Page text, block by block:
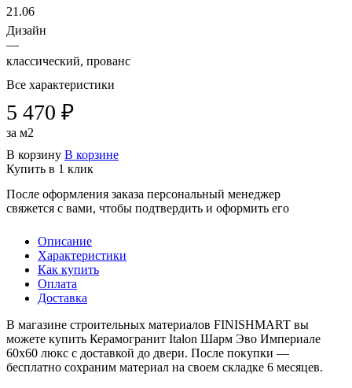
21.06
Дизайн
—
классический, прованс
Все характеристики
5 470 ₽
за м2
В корзину В корзине
Купить в 1 клик
После оформления заказа персональный менеджер
свяжется с вами, чтобы подтвердить и оформить его
Описание
Характеристики
Как купить
Оплата
Доставка
В магазине строительных материалов FINISHMART вы
можете купить Керамогранит Italon Шарм Эво Империале
60х60 люкс с доставкой до двери. После покупки —
бесплатно сохраним материал на своем складке 6 месяцев.